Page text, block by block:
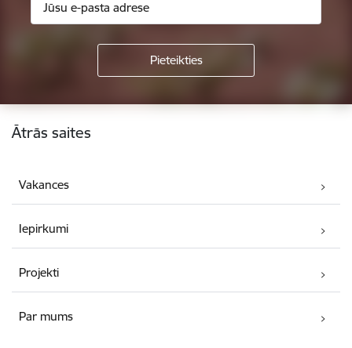
Kājene
Ātrās saites
Vakances
Iepirkumi
Projekti
Par mums